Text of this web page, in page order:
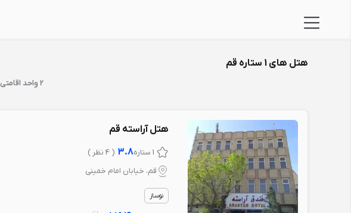
هتل های 1 ستاره قم
2 واحد اقامتی
هتل آراسته قم
1 ستاره 3.8 ( 4 نظر )
قم، خیابان امام خمینی
نوساز